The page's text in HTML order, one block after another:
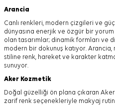
Arancia
Canlı renkleri, modern çizgileri ve
dünyasına enerjik ve özgür bir yorum
olan tasarımlar; dinamik formları ve
modern bir dokunuş katıyor.
stiline renk, hareket ve karakter
sunuyor.
Aker Kozmetik
Doğal güzelliği ön plana çıkaran
zarif renk seçenekleriyle makyaj